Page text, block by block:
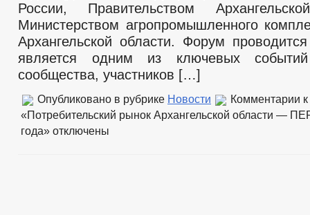
России, Правительством
Министерством агропромышленного
Архангельской области. Форум
является одним из ключевых
сообщества, участников […]
Опубликовано в рубрике Новости Комментарии
«Потребительский рынок Архангельской области —
года» отключены